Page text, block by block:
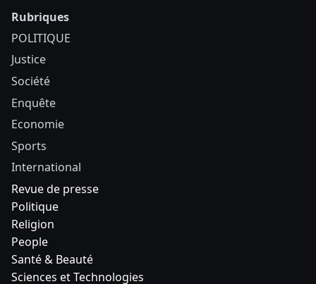
Rubriques
POLITIQUE
Justice
Société
Enquête
Economie
Sports
International
Revue de presse
Politique
Religion
People
Santé & Beauté
Sciences et Technologies